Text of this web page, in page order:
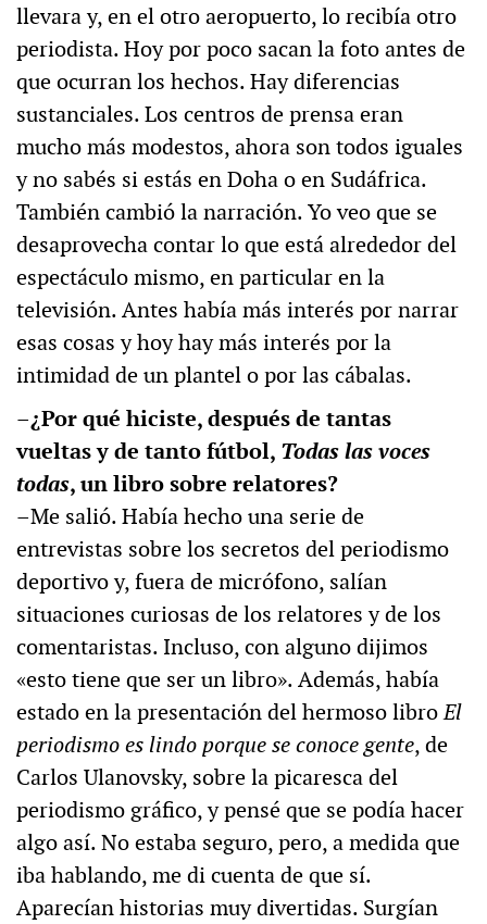
llevara y, en el otro aeropuerto, lo recibía otro
periodista. Hoy por poco sacan la foto antes de
que ocurran los hechos. Hay diferencias
sustanciales. Los centros de prensa eran
mucho más modestos, ahora son todos iguales
y no sabés si estás en Doha o en Sudáfrica.
También cambió la narración. Yo veo que se
desaprovecha contar lo que está alrededor del
espectáculo mismo, en particular en la
televisión. Antes había más interés por narrar
esas cosas y hoy hay más interés por la
intimidad de un plantel o por las cábalas.
–¿Por qué hiciste, después de tantas
vueltas y de tanto fútbol, Todas las voces
todas, un libro sobre relatores?
–Me salió. Había hecho una serie de
entrevistas sobre los secretos del periodismo
deportivo y, fuera de micrófono, salían
situaciones curiosas de los relatores y de los
comentaristas. Incluso, con alguno dijimos
«esto tiene que ser un libro». Además, había
estado en la presentación del hermoso libroEl
periodismo es lindo porque se conoce gente, de
Carlos Ulanovsky, sobre la picaresca del
periodismo gráfico, y pensé que se podía hacer
algo así. No estaba seguro, pero, a medida que
iba hablando, me di cuenta de que sí.
Aparecían historias muy divertidas. Surgían